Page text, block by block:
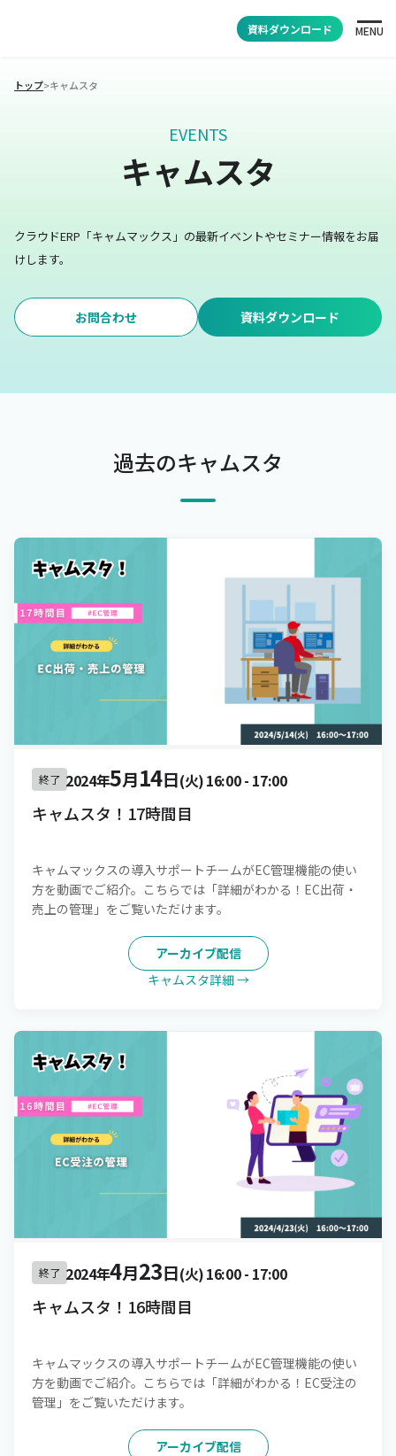
資料ダウンロード MENU
トップ>キャムスタ
EVENTS
キャムスタ
クラウドERP「キャムマックス」の最新イベントやセミナー情報をお届
けします。
お問合わせ 資料ダウンロード
過去のキャムスタ
終了 2024年5月14日(火)16:00- 17:00
キャムスタ！17時間目
キャムマックスの導入サポートチームがEC管理機能の使い
方を動画でご紹介。こちらでは「詳細がわかる！EC出荷・
売上の管理」をご覧いただけます。
アーカイブ配信
キャムスタ詳細 →
終了 2024年4月23日(火)16:00- 17:00
キャムスタ！16時間目
キャムマックスの導入サポートチームがEC管理機能の使い
方を動画でご紹介。こちらでは「詳細がわかる！EC受注の
管理」をご覧いただけます。
アーカイブ配信